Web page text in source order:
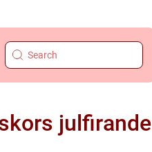
julfirande